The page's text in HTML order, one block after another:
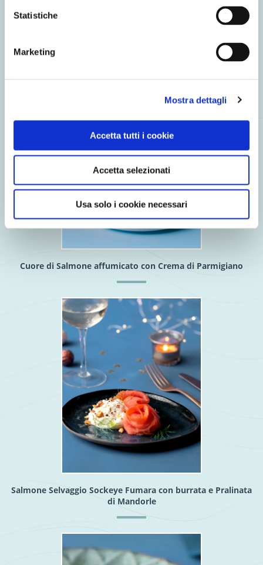
Statistiche
Marketing
Mostra dettagli
Accetta tutti i cookie
Accetta selezionati
Usa solo i cookie necessari
Cuore di Salmone affumicato con Crema di Parmigiano
Salmone Selvaggio Sockeye Fumara con burrata e Pralinata
di Mandorle